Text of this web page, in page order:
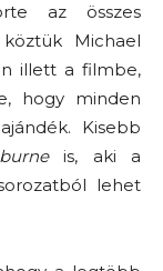
az összes
Michael
illett a filmbe,
hogy minden
Kisebb
is, aki a
lehet